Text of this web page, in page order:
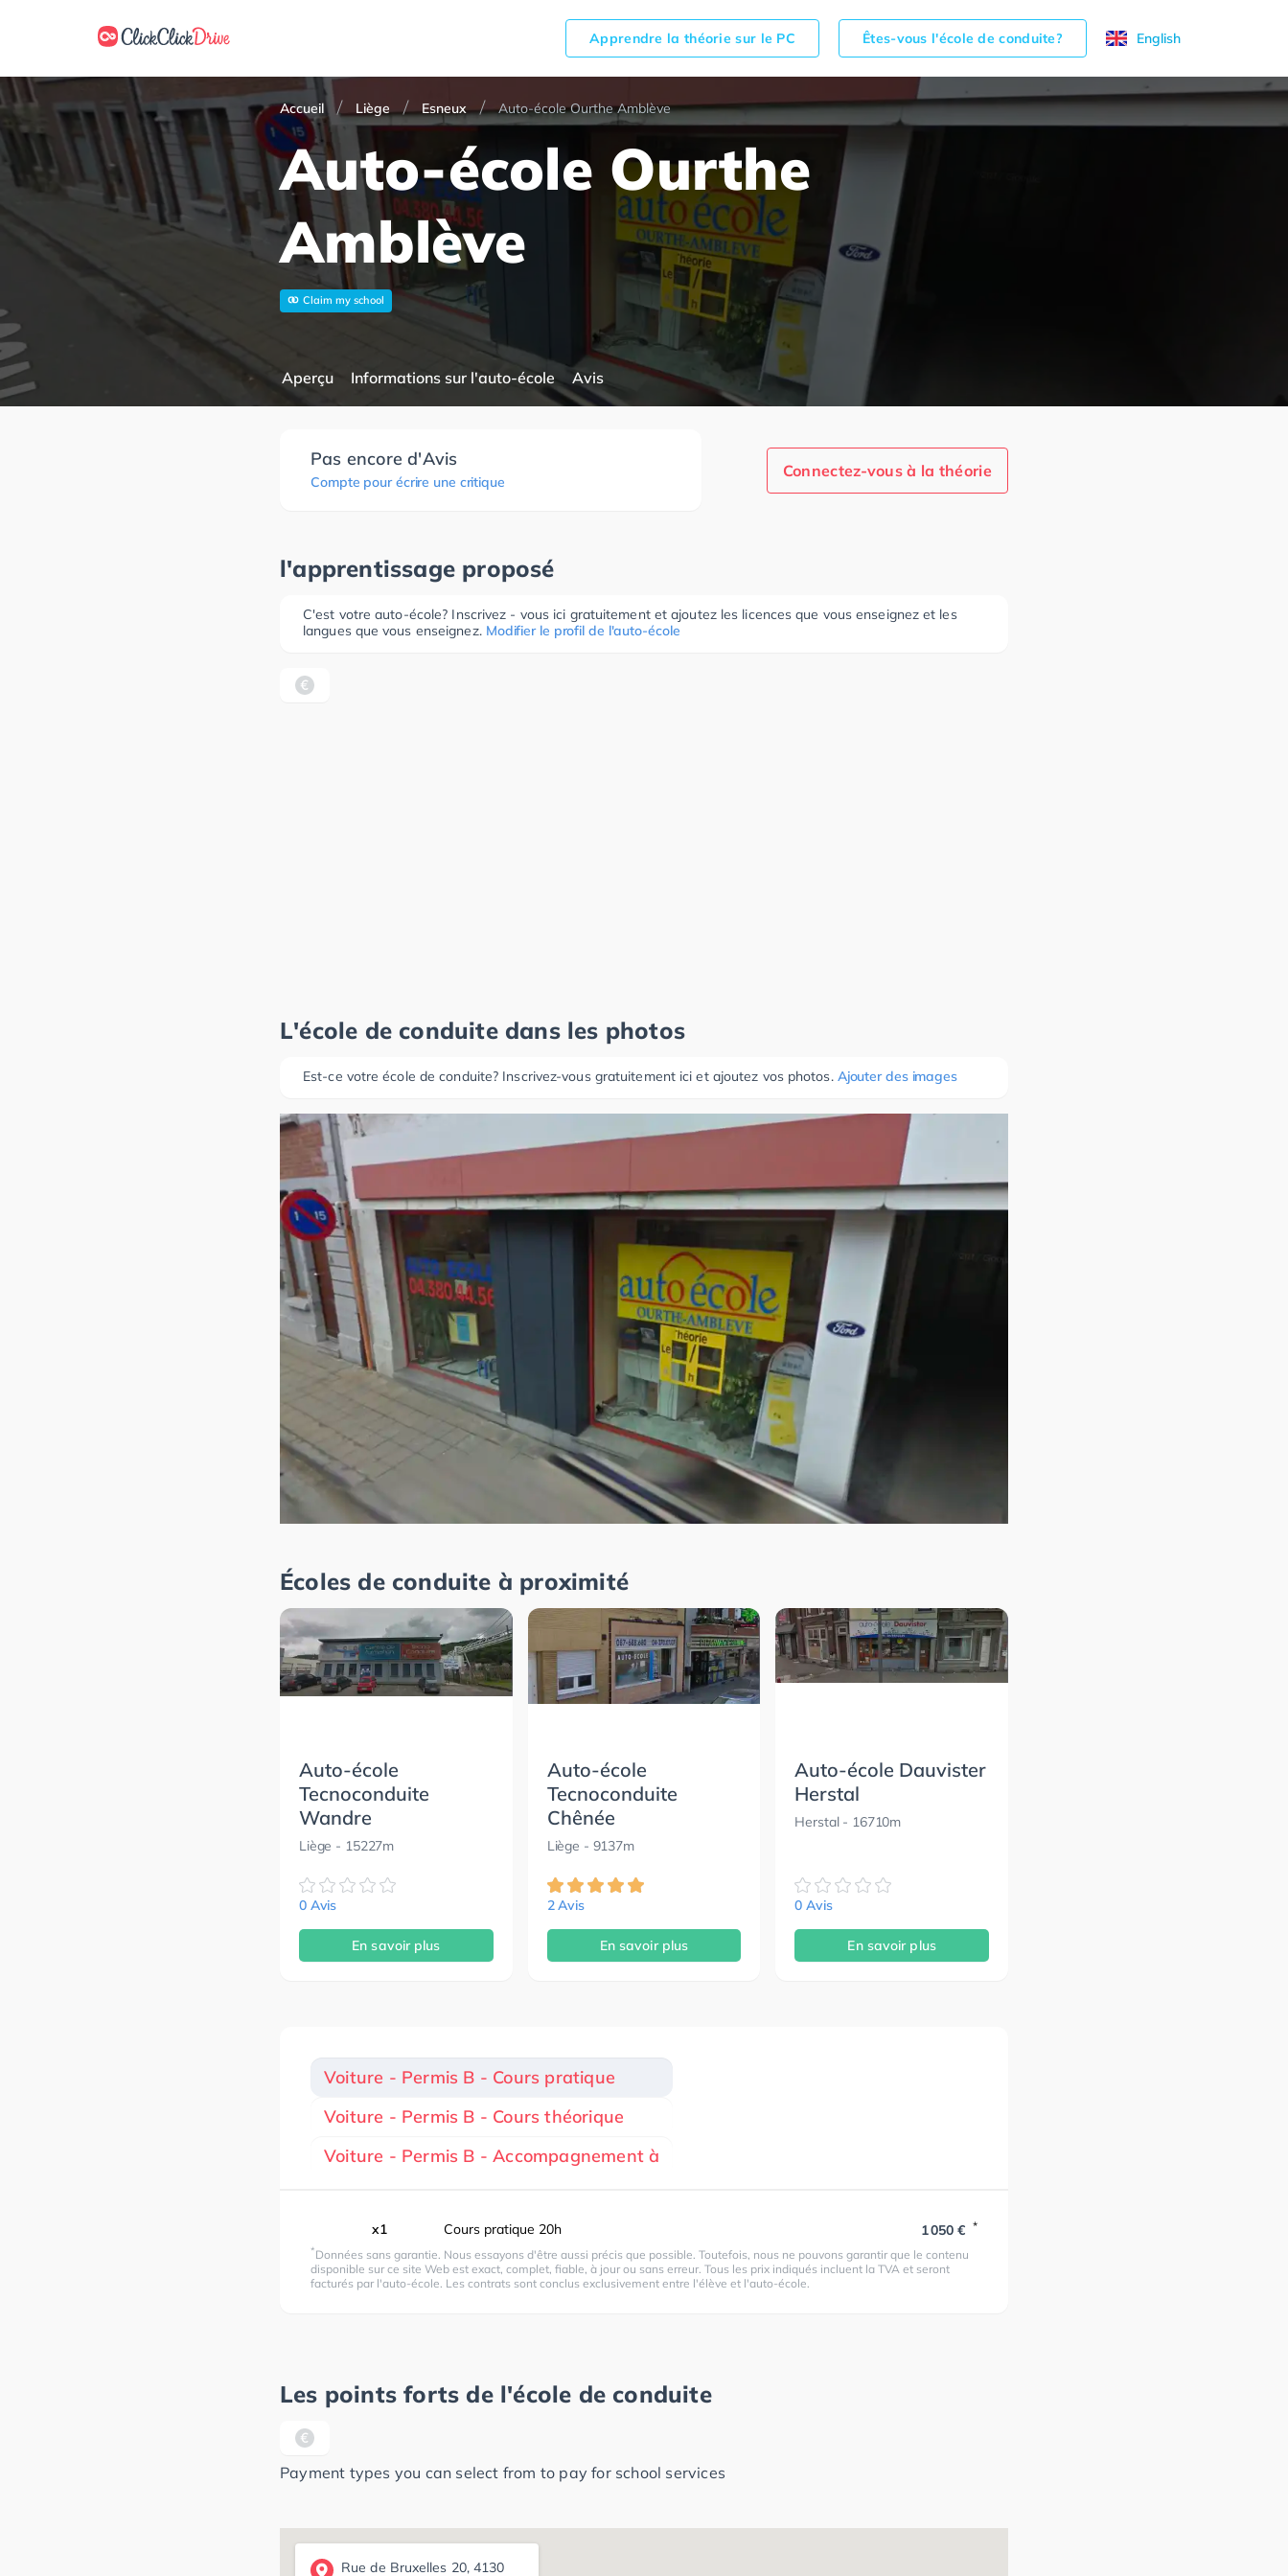
Apprendre la théorie sur le PC Êtes-vous l'école de conduite? English
Accueil Liège Esneux Auto-école Ourthe Amblève
Auto-école Ourthe
Amblève
Claim my school
Aperçu Informations sur l'auto-école Avis
Pas encore d'Avis
Compte pour écrire une critique
Connectez-vous à la théorie
l'apprentissage proposé
C'est votre auto-école? Inscrivez - vous ici gratuitement et ajoutez les licences que vous enseignez et les
langues que vous enseignez. Modifier le profil de l'auto-école
L'école de conduite dans les photos
Est-ce votre école de conduite? Inscrivez-vous gratuitement ici et ajoutez vos photos. Ajouter des images
Écoles de conduite à proximité
Auto-école
Tecnoconduite
Wandre
Liège - 15227m
0 Avis
En savoir plus
Auto-école
Tecnoconduite
Chênée
Liège - 9137m
2 Avis
En savoir plus
Auto-école Dauvister
Herstal
Herstal- 16710m
0 Avis
En savoir plus
Voiture - Permis B - Cours pratique
Voiture - Permis B - Cours théorique
Voiture - Permis B - Accompagnement à
x1 Cours pratique 20h 1 050 € *
*Données sans garantie. Nous essayons d'être aussi précis que possible. Toutefois, nous ne pouvons garantir que le contenu
disponible sur ce site Web est exact, complet, fiable, à jour ou sans erreur. Tous les prix indiqués incluent la TVA et seront
facturés par l'auto-école. Les contrats sont conclus exclusivement entre l'élève et l'auto-école.
Les points forts de l'école de conduite
Payment types you can select from to pay for school services
Rue de Bruxelles 20, 4130